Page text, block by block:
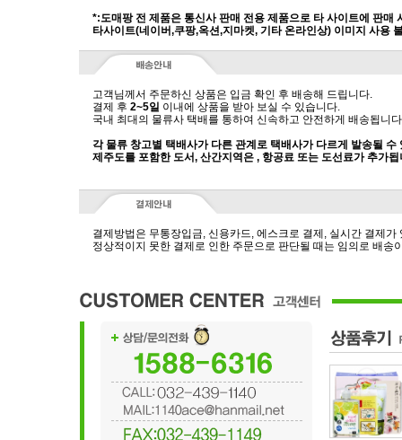
*:도매팡 전 제품은 통신사 판매 전용 제품으로 타 사이트에 판매
타사이트(네이버,쿠팡,옥션,지마켓, 기타 온라인상) 이미지 사용
고객님께서 주문하신 상품은 입금 확인 후 배송해 드립니다.
결제 후 2~5일 이내에 상품을 받아 보실 수 있습니다.
국내 최대의 물류사 택배를 통하여 신속하고 안전하게 배송됩니
각 물류 창고별 택배사가 다른 관계로 택배사가 다르게 발송될 수
제주도를 포함한 도서, 산간지역은 , 항공료 또는 도선료가 추가됩
결제방법은 무통장입금, 신용카드, 에스크로 결제, 실시간 결제가
정상적이지 못한 결제로 인한 주문으로 판단될 때는 임의로 배송